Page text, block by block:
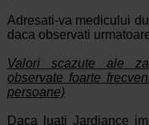
Adresati-va medicului
daca observati
Valori scazute ale
observate foarte
persoane)
Daca luati Jardiance